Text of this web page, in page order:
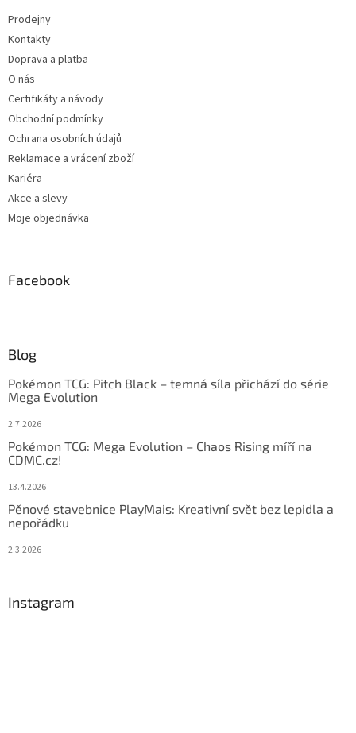
Prodejny
Kontakty
Doprava a platba
O nás
Certifikáty a návody
Obchodní podmínky
Ochrana osobních údajů
Reklamace a vrácení zboží
Kariéra
Akce a slevy
Moje objednávka
Facebook
Blog
Pokémon TCG: Pitch Black – temná síla přichází do série
Mega Evolution
2.7.2026
Pokémon TCG: Mega Evolution – Chaos Rising míří na
CDMC.cz!
13.4.2026
Pěnové stavebnice PlayMais: Kreativní svět bez lepidla a
nepořádku
2.3.2026
Instagram